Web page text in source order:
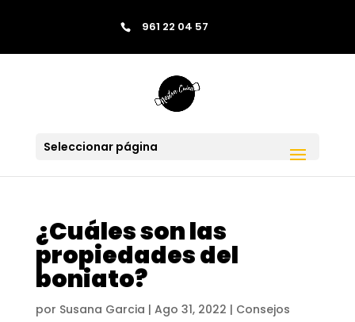
961 22 04 57
Saltar al contenido
Seleccionar página
¿Cuáles son las
propiedades del
boniato?
por Susana Garcia | Ago 31, 2022 | Consejos